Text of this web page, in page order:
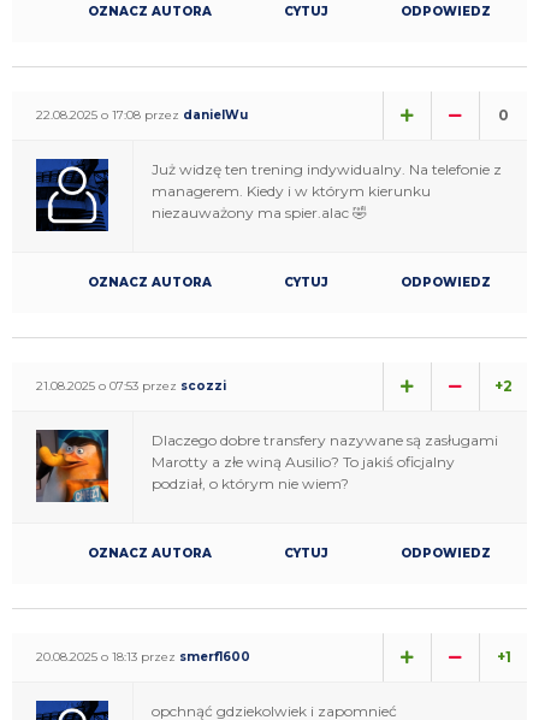
OZNACZ AUTORA CYTUJ ODPOWIEDZ
22.08.2025 o 17:08 przez danielWu 0
Już widzę ten trening indywidualny. Na telefonie z
managerem. Kiedy i w którym kierunku
niezauważony ma spier.alac 🤣
OZNACZ AUTORA CYTUJ ODPOWIEDZ
21.08.2025 o 07:53 przez scozzi +2
Dlaczego dobre transfery nazywane są zasługami
Marotty a złe winą Ausilio? To jakiś oficjalny
podział, o którym nie wiem?
OZNACZ AUTORA CYTUJ ODPOWIEDZ
20.08.2025 o 18:13 przez smerf1600 +1
opchnąć gdziekolwiek i zapomnieć